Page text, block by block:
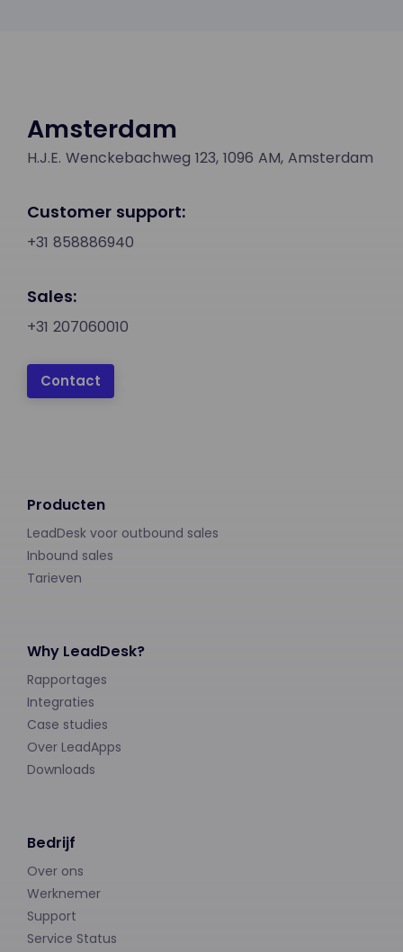
Amsterdam
H.J.E. Wenckebachweg 123, 1096 AM, Amsterdam
Customer support:
+31 858886940
Sales:
+31 207060010
Contact
Producten
LeadDesk voor outbound sales
Inbound sales
Tarieven
Why LeadDesk?
Rapportages
Integraties
Case studies
Over LeadApps
Downloads
Bedrijf
Over ons
Werknemer
Support
Service Status